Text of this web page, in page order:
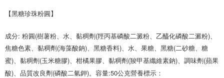
【黑糖珍珠粉圓】
成分: 粉圓(樹薯粉、水、黏稠劑(羥丙基磷酸二澱粉、乙醯化磷酸二澱粉)、
焦糖色素、黏稠劑(海藻酸鈉)、黑糖香料)、水、果糖、黑糖(二砂糖、糖
蜜)、黏稠劑(玉米糖膠)、柑橘果膠、黏稠劑(羧甲基纖維素鈉)、調味劑(蘋果
酸)、品質改良劑(磷酸二氫鉀)。容量:50公克營養標示：